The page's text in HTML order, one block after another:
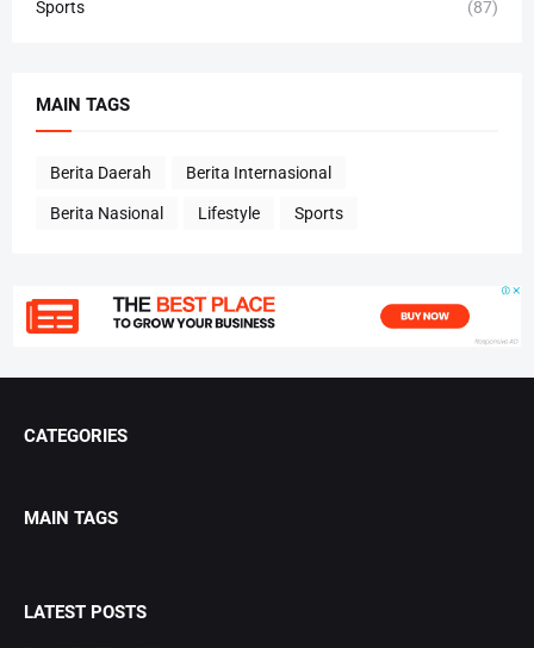
Sports (87)
MAIN TAGS
Berita Daerah Berita Internasional
Berita Nasional Lifestyle Sports
CATEGORIES
MAIN TAGS
LATEST POSTS